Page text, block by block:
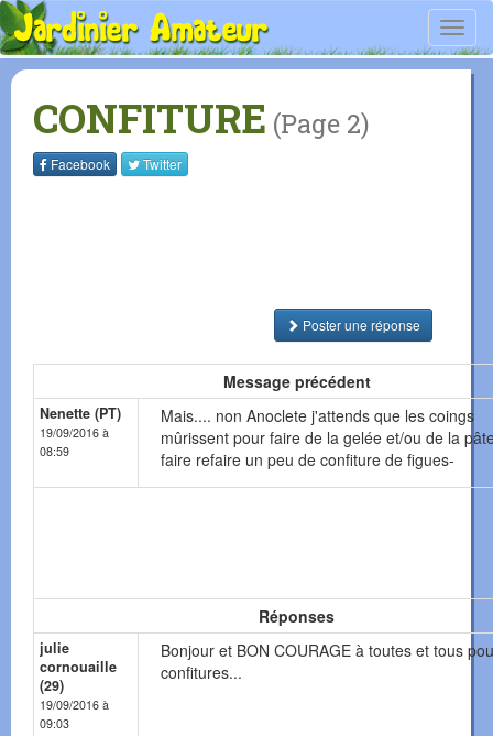
CONFITURE (Page 2)
Facebook Twitter
Poster une réponse
Message précédent
Nenette (PT)
19/09/2016 à
08:59
Mais.... non Anoclete j'attends que les coings
mûrissent pour faire de la gelée et/ou de la
faire refaire un peu de confiture de figues-
Réponses
julie
cornouaille
(29)
19/09/2016 à
09:03
Bonjour et BON COURAGE à toutes et tous
confitures...